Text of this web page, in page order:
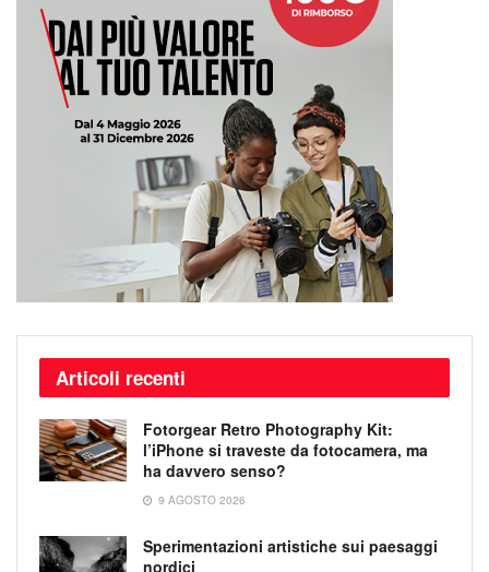
Articoli recenti
Fotorgear Retro Photography Kit:
l’iPhone si traveste da fotocamera, ma
ha davvero senso?
9 AGOSTO 2026
Sperimentazioni artistiche sui paesaggi
nordici